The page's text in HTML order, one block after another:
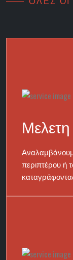
Μελετη
περιπτέρου ή